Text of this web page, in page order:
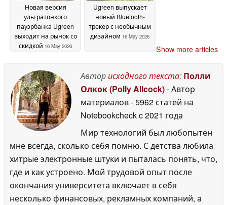
Новая версия
ультратонкого
пауэрбанка Ugreen
выходит на рынок со
скидкой 16 May 2026
Ugreen выпускает
новый Bluetooth-
трекер с необычным
дизайном 16 May 2026
Show more articles
Авторисходного текста: Полли
Олкок (Polly Allcock)- Автор
материалов- 5962 статей на
Notebookcheckc 2021 года
Мир технологий был любопытен
мне всегда, сколько себя помню. С детства любила
хитрые электронные штуки и пыталась понять, что,
где и как устроено. Мой трудовой опыт после
окончания университета включает в себя
несколько финансовых, рекламных компаний, а